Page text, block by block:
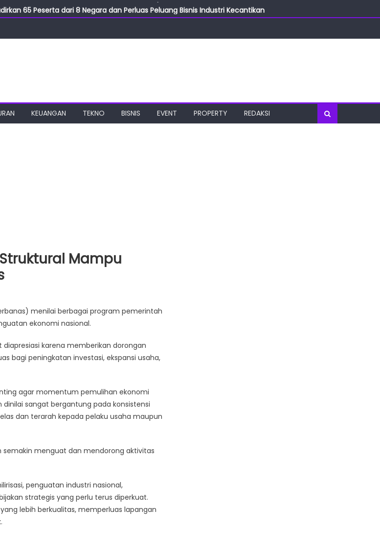
65 Peserta dari 8 Negara dan Perluas Peluang Bisnis Industri Kecantikan
Expo 2026, Industri Manufaktur Siap Naik Kelas
PEANUTS Terbesar, PIK Jadi Destinasi Baru Sport Tourism
KEUANGAN TEKNO BISNIS EVENT PROPERTY REDAKSI
Mampu
menilai berbagai program pemerintah
ekonomi nasional.
karena memberikan dorongan
bagi peningkatan investasi, ekspansi usaha,
agar momentum pemulihan ekonomi
sangat bergantung pada konsistensi
dan terarah kepada pelaku usaha maupun
semakin menguat dan mendorong aktivitas
penguatan industri nasional,
strategis yang perlu terus diperkuat.
lebih berkualitas, memperluas lapangan